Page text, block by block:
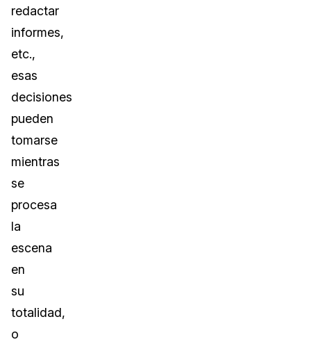
redactar
informes,
etc.,
esas
decisiones
pueden
tomarse
mientras
se
procesa
la
escena
en
su
totalidad,
o